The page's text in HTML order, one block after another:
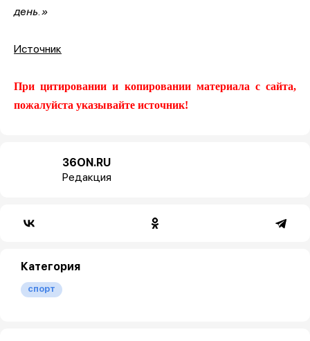
день.»
Источник
При цитировании и копировании материала с сайта,
пожалуйста указывайте источник!
36ON.RU
Редакция
Категория
спорт